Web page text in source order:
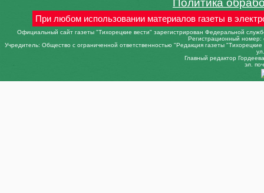
Политика
При любом использовании материалов газеты в
Официальный сайт газеты "Тихорецкие вести" зарегистрирован Федеральной
Регистрационный
Учредитель: Общество с ограниченной ответственностью "Редакция газеты
Главный редактор
эл.